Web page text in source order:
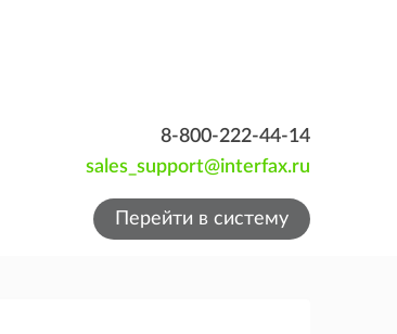
8-800-222-44-14
sales_support@interfax.ru
Перейти в систему